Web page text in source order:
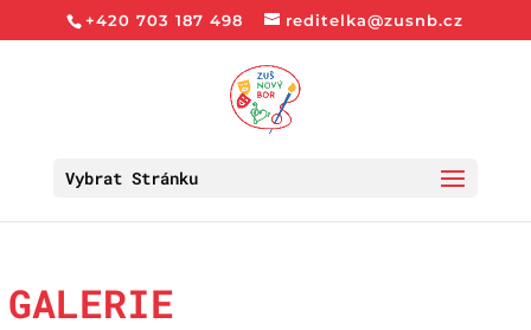
+420 703 187 498 reditelka@zusnb.cz
Vybrat Stránku
GALERIE